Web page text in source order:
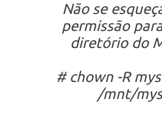
Não se
permissão
diretório do
# chown -R
/mnt/